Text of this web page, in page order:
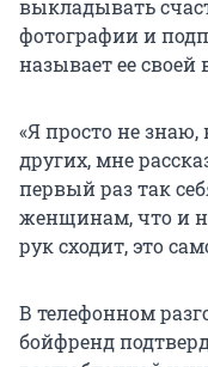
выкладывать
фотографии и
называет ее своей
«Я просто не знаю,
других, мне
первый раз так
женщинам, что и
рук сходит, это
В телефонном
бойфренд